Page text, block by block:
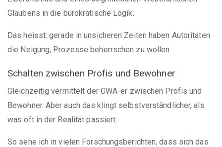
Glaubens in die bürokratische Logik.
Das heisst: gerade in unsicheren Zeiten haben Autoritäten
die Neigung, Prozesse beherrschen zu wollen.
Schalten zwischen Profis und Bewohner
Gleichzeitig vermittelt der GWA-er zwischen Profis und
Bewohner. Aber auch das klingt selbstverständlicher, als
was oft in der Realität passiert.
So sehe ich in vielen Forschungsberichten, dass sich das